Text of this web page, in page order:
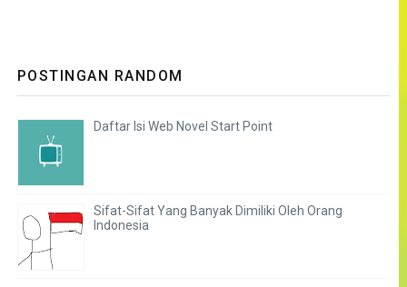
POSTINGAN RANDOM
Daftar Isi Web Novel Start Point
Sifat-Sifat Yang Banyak Dimiliki Oleh Orang
Indonesia